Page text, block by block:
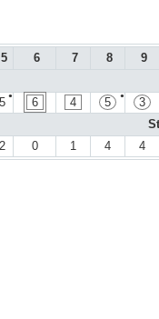
5 6 7 8 9
●
5 6 4 ●
5
3
2 0 1 4 4